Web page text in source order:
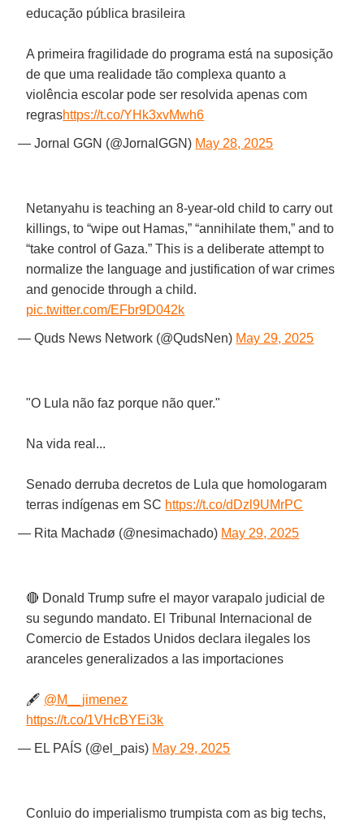
educação pública brasileira
A primeira fragilidade do programa está na suposição
de que uma realidade tão complexa quanto a
violência escolar pode ser resolvida apenas com
regrashttps://t.co/YHk3xvMwh6
— Jornal GGN (@JornalGGN) May 28, 2025
Netanyahu is teaching an 8-year-old child to carry out
killings, to “wipe out Hamas,” “annihilate them,” and to
“take control of Gaza.” This is a deliberate attempt to
normalize the language and justification of war crimes
and genocide through a child.
pic.twitter.com/EFbr9D042k
— Quds News Network (@QudsNen) May 29, 2025
"O Lula não faz porque não quer."
Na vida real...
Senado derruba decretos de Lula que homologaram
terras indígenas em SC https://t.co/dDzl9UMrPC
— Rita Machadø (@nesimachado) May 29, 2025
🔴 Donald Trump sufre el mayor varapalo judicial de
su segundo mandato. El Tribunal Internacional de
Comercio de Estados Unidos declara ilegales los
aranceles generalizados a las importaciones
🖋️ @M__jimenez
https://t.co/1VHcBYEi3k
— EL PAÍS (@el_pais) May 29, 2025
Conluio do imperialismo trumpista com as big techs,